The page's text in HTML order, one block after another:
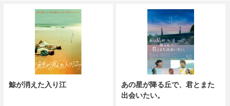
鯨が消えた入り江
あの星が降る丘で、君とまた
出会いたい。